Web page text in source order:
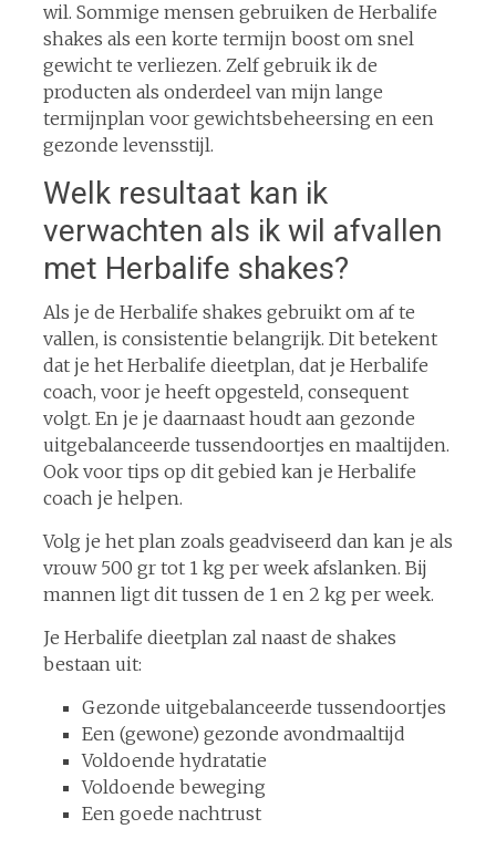
wil. Sommige mensen gebruiken de Herbalife
shakes als een korte termijn boost om snel
gewicht te verliezen. Zelf gebruik ik de
producten als onderdeel van mijn lange
termijnplan voor gewichtsbeheersing en een
gezonde levensstijl.
Welk resultaat kan ik
verwachten als ik wil afvallen
met Herbalife shakes?
Als je de Herbalife shakes gebruikt om af te
vallen, is consistentie belangrijk. Dit betekent
dat je het Herbalife dieetplan, dat je Herbalife
coach, voor je heeft opgesteld, consequent
volgt. En je je daarnaast houdt aan gezonde
uitgebalanceerde tussendoortjes en maaltijden.
Ook voor tips op dit gebied kan je Herbalife
coach je helpen.
Volg je het plan zoals geadviseerd dan kan je als
vrouw 500 gr tot 1 kg per week afslanken. Bij
mannen ligt dit tussen de 1 en 2 kg per week.
Je Herbalife dieetplan zal naast de shakes
bestaan uit:
Gezonde uitgebalanceerde tussendoortjes
Een (gewone) gezonde avondmaaltijd
Voldoende hydratatie
Voldoende beweging
Een goede nachtrust